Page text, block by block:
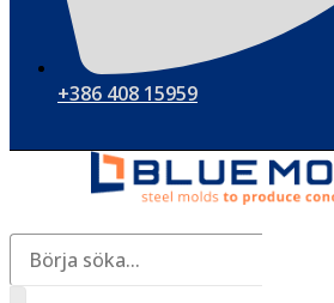
+386 408 15959
Search